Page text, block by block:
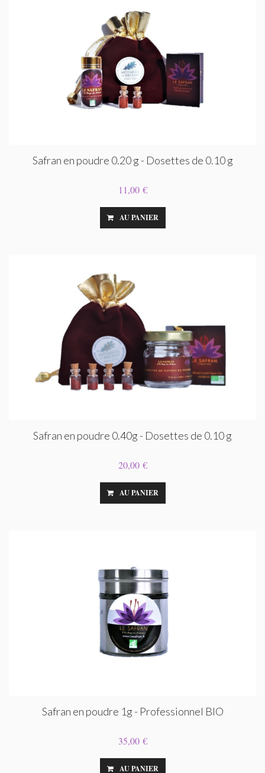
Safran en poudre 0.20 g - Dosettes de 0.10 g
11,00 €
AU PANIER
Safran en poudre 0.40g - Dosettes de 0.10 g
20,00 €
AU PANIER
Safran en poudre 1g - Professionnel BIO
35,00 €
AU PANIER